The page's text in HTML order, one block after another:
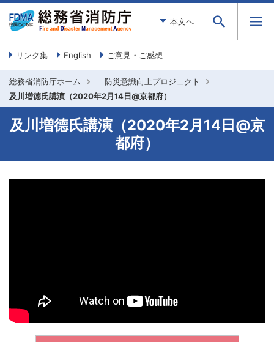
本文へ
リンク集 English ご意見・ご感想
総務省消防庁ホーム
防災意識向上プロジェクト
及川増德氏講演（2020年2月14日@京都府）
及川増德氏講演（2020年2月14日@京
都府）